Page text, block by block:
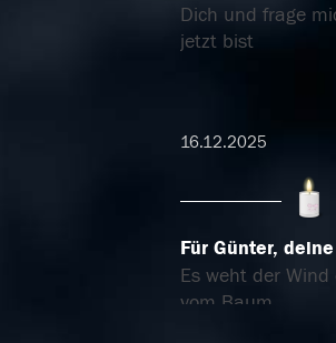
Dich und frage
jetzt bist
16.12.2025
Für Günter,
Es weht der
vom Baum...